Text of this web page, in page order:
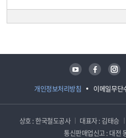
개인정보처리방침 이메일무단
유튜브 페이스북 인스타그램
상호 : 한국철도공사 대표자 : 김태승
통신판매업신고 : 대전